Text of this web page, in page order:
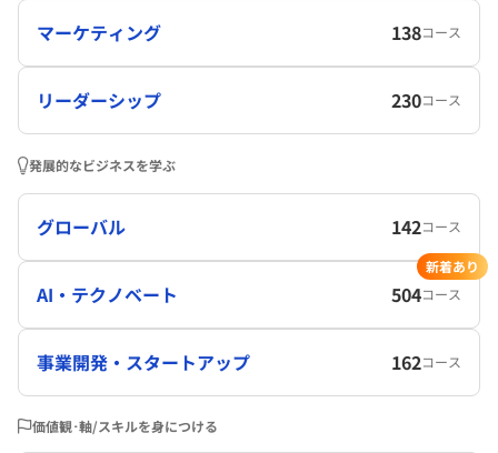
マーケティング 138コース
リーダーシップ 230コース
発展的なビジネスを学ぶ
グローバル 142コース
AI・テクノベート 504コース
新着あり
事業開発・スタートアップ 162コース
価値観･軸/スキルを身につける